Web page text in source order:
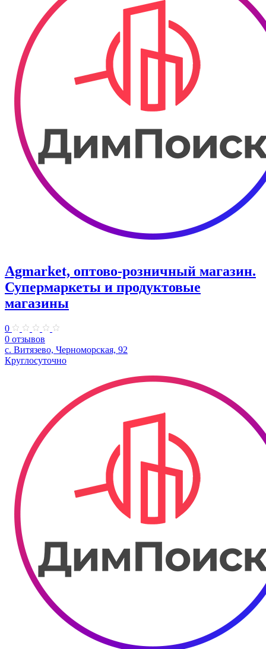
Agmarket, оптово-розничный магазин.
Супермаркеты и продуктовые
магазины
0
0 отзывов
с. Витязево, Черноморская, 92
Круглосуточно